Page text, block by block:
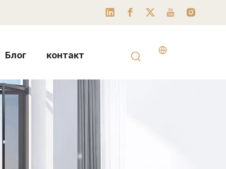
Блог контакт